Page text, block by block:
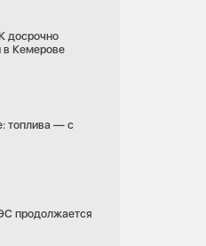
досрочно
в Кемерове
топлива — с
продолжается